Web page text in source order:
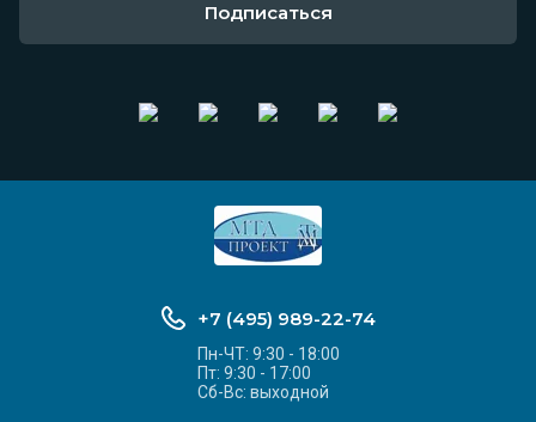
Подписаться
+7 (495) 989-22-74
Пн-ЧТ: 9:30 - 18:00
Пт: 9:30 - 17:00
Сб-Вс: выходной